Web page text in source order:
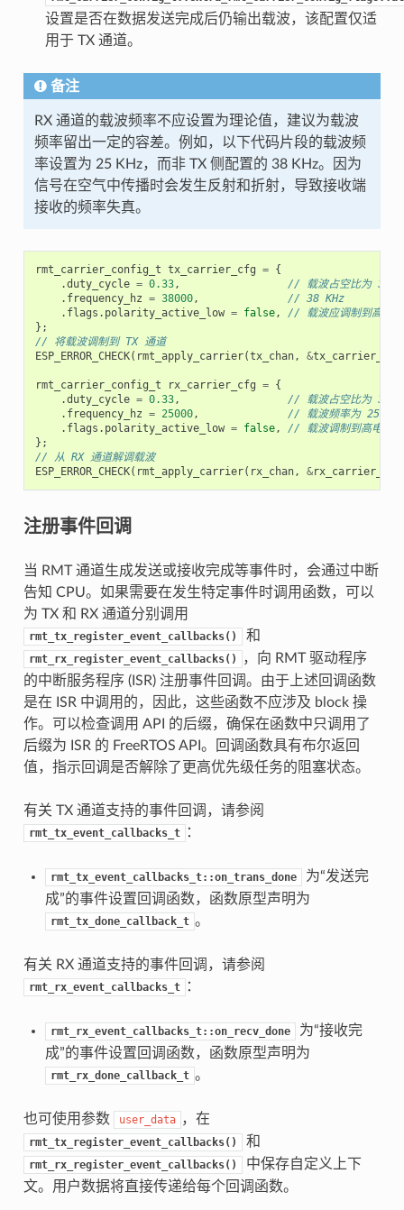
设置是否在数据发送完成后仍输出载波，该配置仅适
用于 TX 通道。
备注
RX 通道的载波频率不应设置为理论值，建议为载波
频率留出一定的容差。例如，以下代码片段的载波频
率设置为 25 KHz，而非 TX 侧配置的 38 KHz。因为
信号在空气中传播时会发生反射和折射，导致接收端
接收的频率失真。
rmt_carrier_config_t tx_carrier_cfg = {
.duty_cycle = 0.33,
// 载波占空比为 33%
. frequency_hz = 38000,
// 38 KHz
. flags . polarity_active_low = false,
// 载波应调制到高电平
};
// 将载波调制到 TX 通道
ESP_ERROR_CHECK( rmt_apply_carrier(tx_chan, &tx_carrier_cfg
rmt_carrier_config_t rx_carrier_cfg = {
.duty_cycle = 0.33,
// 载波占空比为 33%
. frequency_hz = 25000,
// 载波频率为 25 KHz
. flags . polarity_active_low = false,
// 载波调制到高电平
};
// 从 RX 通道解调载波
ESP_ERROR_CHECK( rmt_apply_carrier( rx_chan, &rx_carrier_cfg
注册事件回调
当 RMT 通道生成发送或接收完成等事件时，会通过中断
告知 CPU。如果需要在发生特定事件时调用函数，可以
为 TX 和 RX 通道分别调用
rmt_tx_register_event_callbacks() 和
rmt_rx_register_event_callbacks()
，向 RMT 驱动程序
的中断服务程序 (ISR) 注册事件回调。由于上述回调函数
是在 ISR 中调用的，因此，这些函数不应涉及 block 操
作。可以检查调用 API 的后缀，确保在函数中只调用了
后缀为 ISR 的 FreeRTOS API。回调函数具有布尔返回
值，指示回调是否解除了更高优先级任务的阻塞状态。
有关 TX 通道支持的事件回调，请参阅
rmt_tx_event_callbacks_t ：
rmt_tx_event_callbacks_t::on_trans_done
为“发送完
成”的事件设置回调函数，函数原型声明为
rmt_tx_done_callback_t 。
有关 RX 通道支持的事件回调，请参阅
rmt_rx_event_callbacks_t ：
rmt_rx_event_callbacks_t::on_recv_done
为“接收完
成”的事件设置回调函数，函数原型声明为
rmt_rx_done_callback_t 。
也可使用参数 user_data ，在
rmt_tx_register_event_callbacks() 和
rmt_rx_register_event_callbacks()
中保存自定义上下
文。用户数据将直接传递给每个回调函数。